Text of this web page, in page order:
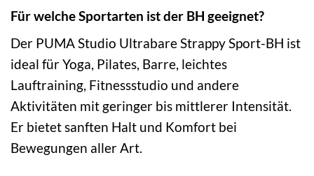
Für welche Sportarten ist der BH geeignet?
Der PUMA Studio Ultrabare Strappy Sport-BH ist
ideal für Yoga, Pilates, Barre, leichtes
Lauftraining, Fitnessstudio und andere
Aktivitäten mit geringer bis mittlerer Intensität.
Er bietet sanften Halt und Komfort bei
Bewegungen aller Art.